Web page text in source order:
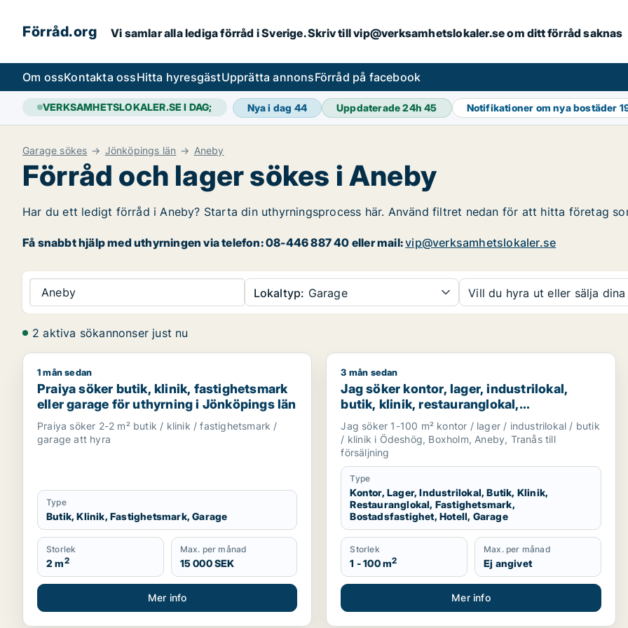
Förråd.org Vi samlar alla lediga förråd i Sverige. Skriv till vip@verksamhetslokaler.se om ditt förråd saknas
Om ossKontakta ossHitta hyresgästUpprätta annonsFörråd på facebook
VERKSAMHETSLOKALER.SE I DAG; Nya i dag 44 Uppdaterade 24h45 Notifikationer om nya bostäder
Garage sökes Jönköpings län Aneby
Förråd och lager sökes i Aneby
Har du ett ledigt förråd i Aneby? Starta din uthyrningsprocess här. Använd filtret nedan för att hitta företag
Få snabbt hjälp med uthyrningen via telefon: 08-446 887 40 eller mail:vip@verksamhetslokaler.se
Aneby Lokaltyp: Garage Vill du hyra ut eller sälja
2 aktiva sökannonser just nu
Praiya söker butik, klinik, fastighetsmark eller garage för uthyrning i Jönköpings län
1 mån sedan
Praiya söker butik, klinik, fastighetsmark
eller garage för uthyrning i Jönköpings län
Praiya söker 2-2 m² butik / klinik / fastighetsmark /
garage att hyra
Type
Butik, Klinik, Fastighetsmark, Garage
Storlek
2 m2
Max. per månad
15 000 SEK
Mer info
Jag söker kontor, lager, industrilokal, butik, klinik,
3 mån sedan
Jag söker kontor, lager, industrilokal,
butik, klinik, restauranglokal,
fastighetsmark, bostadsfastighet, hotell
eller garage till salu i Ödeshög, Boxholm
eller Aneby m.fl.
Jag söker 1-100 m² kontor / lager / industrilokal / butik
/ klinik i Ödeshög, Boxholm, Aneby, Tranås till
försäljning
Type
Kontor, Lager, Industrilokal, Butik, Klinik,
Restauranglokal, Fastighetsmark,
Bostadsfastighet, Hotell, Garage
Storlek
1 - 100 m2
Max. per månad
Ej angivet
Mer info